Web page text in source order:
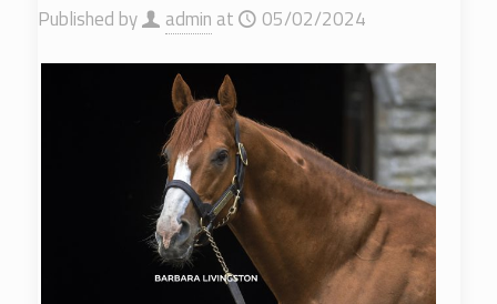
Published by admin at 05/02/2024